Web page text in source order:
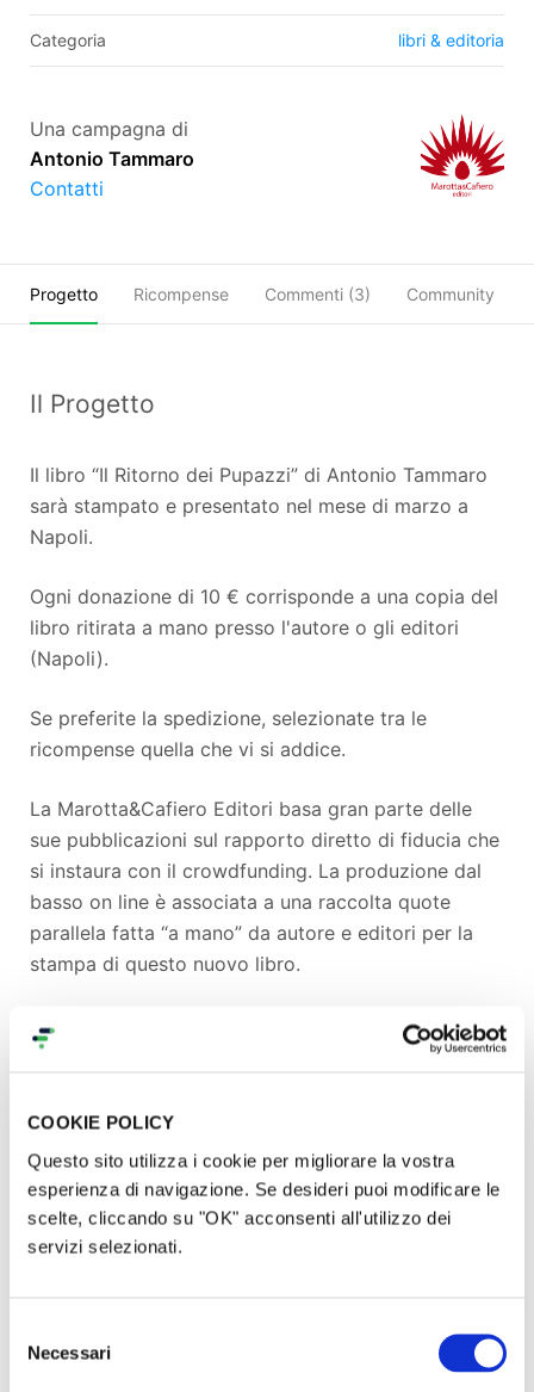
COOKIE POLICY
Questo sito utilizza i cookie per migliorare la vostra
esperienza di navigazione. Se desideri puoi modificare le
scelte, cliccando su "OK" acconsenti all'utilizzo dei
servizi selezionati.
delNecessari
Categoria libri & editoria
Una campagna di
Antonio Tammaro
Contatti
Progetto Ricompense Commenti (3) Community
Il Progetto
Il libro “Il Ritorno dei Pupazzi” di Antonio Tammaro
sarà stampato e presentato nel mese di marzo a
Napoli.
Ogni donazione di 10 € corrisponde a una copia del
libro ritirata a mano presso l'autore o gli editori
(Napoli).
Se preferite la spedizione, selezionate tra le
ricompense quella che vi si addice.
La Marotta&Cafiero Editori basa gran parte delle
sue pubblicazioni sul rapporto diretto di fiducia che
si instaura con il crowdfunding. La produzione dal
basso on line è associata a una raccolta quote
parallela fatta “a mano” da autore e editori per la
stampa di questo nuovo libro.
Sinossi
giorno perfetto, dove il confronto con la diversità
diventa occasione per incontrare altre risorse, altri
valori, altri diritti, in cui protagonisti diversi hanno
gli stessi desideri, che siano essi Rom o che siano
Gagé, perché tutti i bambini hanno diritto a vivere la
Un giorno in un villaggio della terra delle sibille si